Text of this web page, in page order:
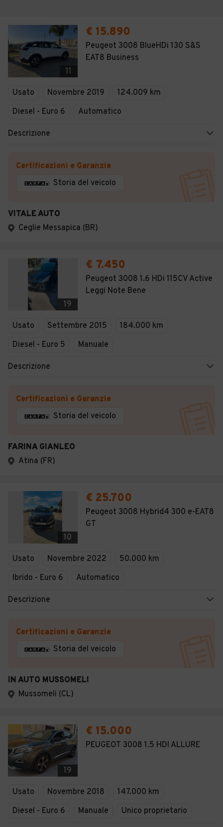
11
€ 15.890
Peugeot 3008 BlueHDi 130 S&S
EAT8 Business
Usato Novembre 2019
124.009 km
Diesel - Euro 6
Automatico
Descrizione
Certificazioni e Garanzie
Storia del veicolo
VITALE AUTO
Ceglie Messapica (BR)
19
€ 7.450
Peugeot 3008 1.6 HDi 115CV Active
Leggi Note Bene
Usato Settembre 2015
184.000 km
Diesel - Euro 5
Manuale
Descrizione
Certificazioni e Garanzie
Storia del veicolo
FARINA GIANLEO
Atina (FR)
10
€ 25.700
Peugeot 3008 Hybrid4 300 e-EAT8
GT
Usato Novembre 2022
50.000 km
Ibrido - Euro 6
Automatico
Descrizione
Certificazioni e Garanzie
Storia del veicolo
IN AUTO MUSSOMELI
Mussomeli (CL)
19
€ 15.000
PEUGEOT 3008 1.5 HDI ALLURE
Usato Novembre 2018
147.000 km
Diesel - Euro 6
Manuale Unico proprietario